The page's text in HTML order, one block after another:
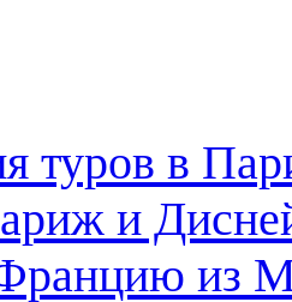
туров в
и
из